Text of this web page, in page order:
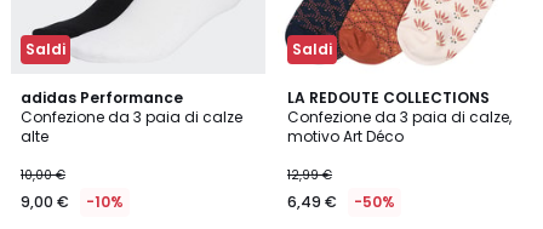
Saldi
adidas Performance
Confezione da 3 paia di calze
alte
10,00 €
9,00 € -10%
4,9
/ 5
Saldi
LA REDOUTE COLLECTIONS
Confezione da 3 paia di calze,
motivo Art Déco
12,99 €
6,49 € -50%
3,9
/ 5